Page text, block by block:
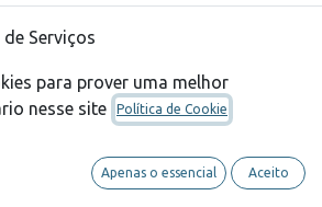
Serviços
Venda de serviços
para prover uma melhor
nesse site
Política de Cookie
Apenas o essencial Aceito